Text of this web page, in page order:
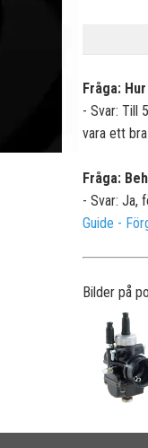
Fråga:
- Svar: Till
vara ett
Fråga:
- Svar: Ja,
Guide -
Bilder på